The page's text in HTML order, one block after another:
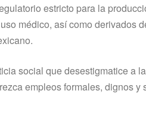
estricto para la
médico, así como derivados
social que desestigmatice a
empleos formales, dignos